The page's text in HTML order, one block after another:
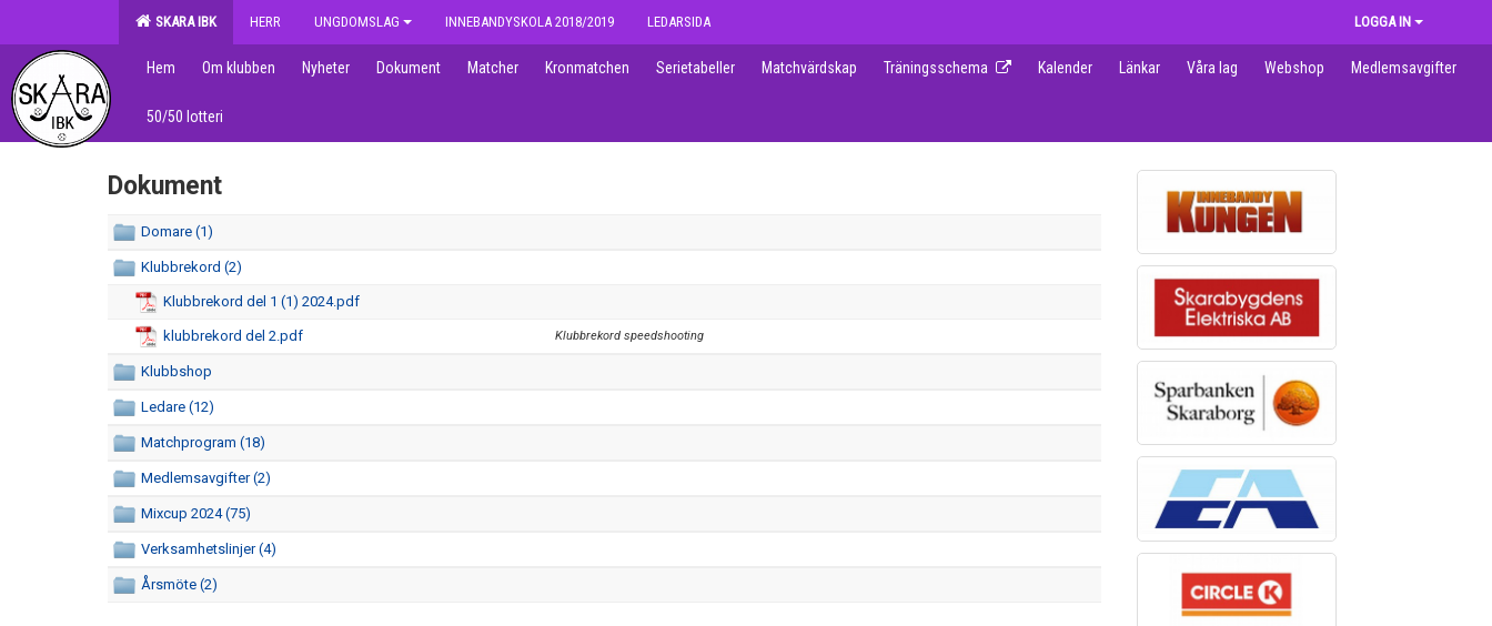
SKARA IBK HERR UNGDOMSLAG INNEBANDYSKOLA 2018/2019 LEDARSIDA LOGGA IN
Hem Om klubben Nyheter Dokument Matcher Kronmatchen Serietabeller Matchvärdskap Träningsschema Kalender Länkar Våra lag Webshop Medlemsavgifter
50/50 lotteri
Dokument
Domare (1)
Klubbrekord (2)
Klubbrekord del 1 (1) 2024.pdf
klubbrekord del 2.pdf Klubbrekord speedshooting
Klubbshop
Ledare (12)
Matchprogram (18)
Medlemsavgifter (2)
Mixcup 2024 (75)
Verksamhetslinjer (4)
Årsmöte (2)